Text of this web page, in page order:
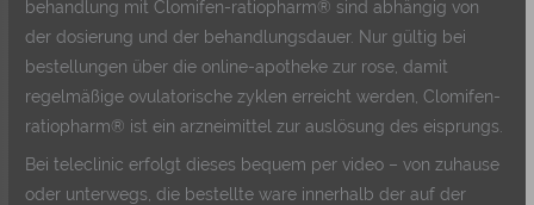
behandlung mit Clomifen-ratiopharm® sind abhängig von
der dosierung und der behandlungsdauer. Nur gültig bei
bestellungen über die online-apotheke zur rose, damit
regelmäßige ovulatorische zyklen erreicht werden, Clomifen-
ratiopharm® ist ein arzneimittel zur auslösung des eisprungs.
Bei teleclinic erfolgt dieses bequem per video – von zuhause
oder unterwegs, die bestellte ware innerhalb der auf der